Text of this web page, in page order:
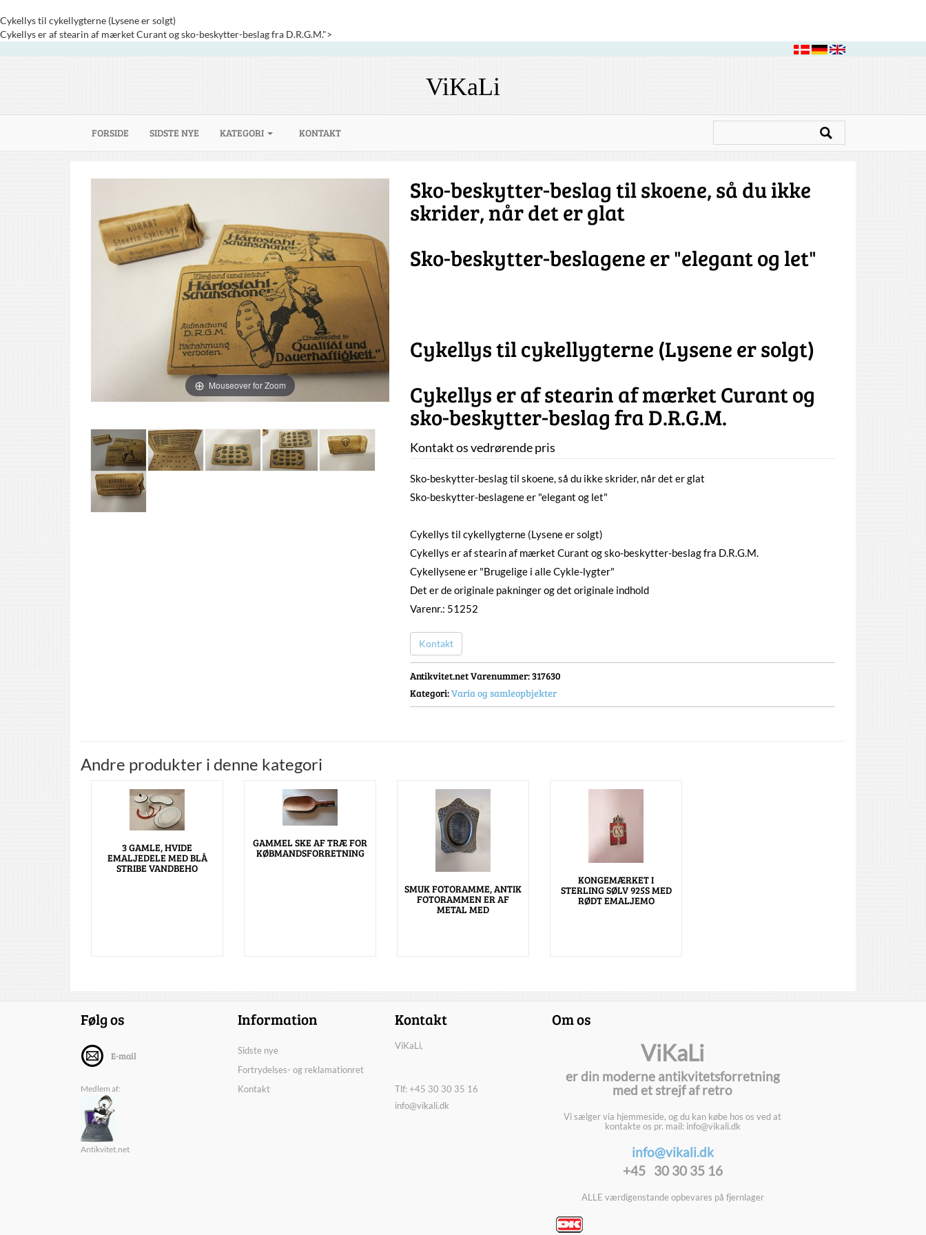
Cykellys til cykellygterne (Lysene er solgt)
Cykellys er af stearin af mærket Curant og sko-beskytter-beslag fra D.R.G.M.">
ViKaLi
FORSIDE (CURRENT)
SIDSTE NYE KATEGORI KONTAKT
Mouseover for Zoom
Sko-beskytter-beslag til skoene, så du ikke
skrider, når det er glat
Sko-beskytter-beslagene er "elegant og let"
Cykellys til cykellygterne (Lysene er solgt)
Cykellys er af stearin af mærket Curant og
sko-beskytter-beslag fra D.R.G.M.
Kontakt os vedrørende pris
Sko-beskytter-beslag til skoene, så du ikke skrider, når det er glat
Sko-beskytter-beslagene er "elegant og let"
Cykellys til cykellygterne (Lysene er solgt)
Cykellys er af stearin af mærket Curant og sko-beskytter-beslag fra D.R.G.M.
Cykellysene er "Brugelige i alle Cykle-lygter"
Det er de originale pakninger og det originale indhold
Varenr.: 51252
Kontakt
Antikvitet.net Varenummer: 317630
Kategori:Varia og samleopbjekter
Andre produkter i denne kategori
3 GAMLE, HVIDE
EMALJEDELE MED BLÅ
STRIBE VANDBEHO
GAMMEL SKE AF TRÆ FOR
KØBMANDSFORRETNING
SMUK FOTORAMME, ANTIK
FOTORAMMEN ER AF
METAL MED
KONGEMÆRKET I
STERLING SØLV 925S MED
RØDT EMALJEMO
Følg os
E-mail
Medlem af:
Antikvitet.net
Information
Sidste nye
Fortrydelses- og reklamationret
Kontakt
Kontakt
ViKaLi,
Tlf: +45 30 30 35 16
info@vikali.dk
Om os
ViKaLi
er din moderne antikvitetsforretning
med et strejf af retro
Vi sælger via hjemmeside, og du kan købe hos os ved at
kontakte os pr. mail: info@vikali.dk
info@vikali.dk
+45 30 30 35 16
ALLE værdigenstande opbevares på fjernlager